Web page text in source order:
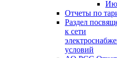
Отчеты по
Раздел
к сети
условий